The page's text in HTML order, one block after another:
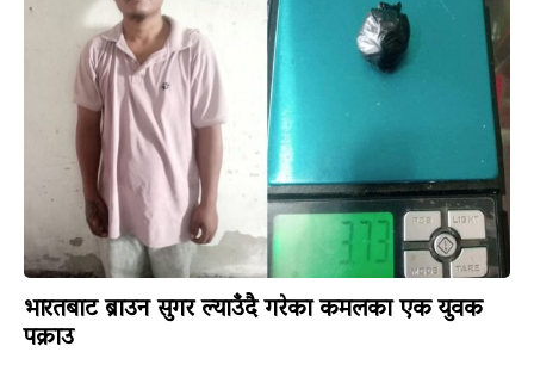
भारतबाट ब्राउन सुगर ल्याउँदै गरेका कमलका एक युवक
पक्राउ